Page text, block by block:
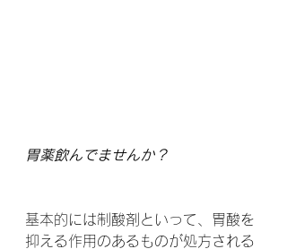
胃薬飲んでませんか？
基本的には制酸剤といって、胃酸を
抑える作用のあるものが処方される